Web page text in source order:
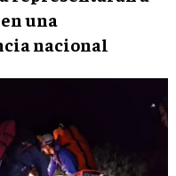
una
nacional